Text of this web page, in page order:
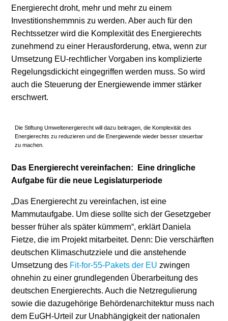
Energierecht droht, mehr und mehr zu einem
Investitionshemmnis zu werden. Aber auch für den
Rechtssetzer wird die Komplexität des Energierechts
zunehmend zu einer Herausforderung, etwa, wenn zur
Umsetzung EU-rechtlicher Vorgaben ins komplizierte
Regelungsdickicht eingegriffen werden muss. So wird
auch die Steuerung der Energiewende immer stärker
erschwert.
Die Stiftung Umweltenergierecht will dazu beitragen, die Komplexität des
Energierechts zu reduzieren und die Energiewende wieder besser steuerbar
zu machen.
Das Energierecht vereinfachen: Eine dringliche
Aufgabe für die neue Legislaturperiode
„Das Energierecht zu vereinfachen, ist eine
Mammutaufgabe. Um diese sollte sich der Gesetzgeber
besser früher als später kümmern“, erklärt Daniela
Fietze, die im Projekt mitarbeitet. Denn: Die verschärften
deutschen Klimaschutzziele und die anstehende
Umsetzung des Fit-for-55-Pakets der EU zwingen
ohnehin zu einer grundlegenden Überarbeitung des
deutschen Energierechts. Auch die Netzregulierung
sowie die dazugehörige Behördenarchitektur muss nach
dem EuGH-Urteil zur Unabhängigkeit der nationalen